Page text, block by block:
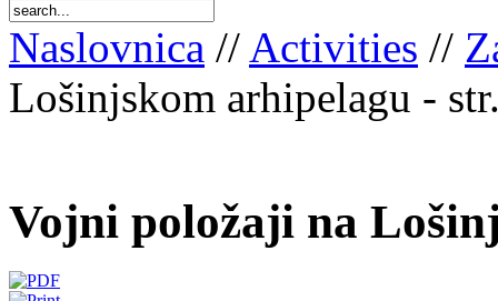
Naslovnica // Activities //
Lošinjskom arhipelagu -
Vojni položaji na